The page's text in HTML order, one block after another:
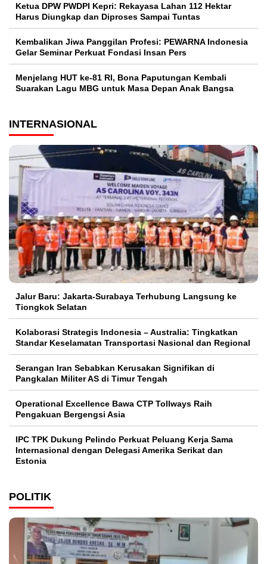
Ketua DPW PWDPI Kepri: Rekayasa Lahan 112 Hektar
Harus Diungkap dan Diproses Sampai Tuntas
Kembalikan Jiwa Panggilan Profesi: PEWARNA Indonesia
Gelar Seminar Perkuat Fondasi Insan Pers
Menjelang HUT ke-81 RI, Bona Paputungan Kembali
Suarakan Lagu MBG untuk Masa Depan Anak Bangsa
INTERNASIONAL
Jalur Baru: Jakarta-Surabaya Terhubung Langsung ke
Tiongkok Selatan
Kolaborasi Strategis Indonesia – Australia: Tingkatkan
Standar Keselamatan Transportasi Nasional dan Regional
Serangan Iran Sebabkan Kerusakan Signifikan di
Pangkalan Militer AS di Timur Tengah
Operational Excellence Bawa CTP Tollways Raih
Pengakuan Bergengsi Asia
IPC TPK Dukung Pelindo Perkuat Peluang Kerja Sama
Internasional dengan Delegasi Amerika Serikat dan
Estonia
POLITIK